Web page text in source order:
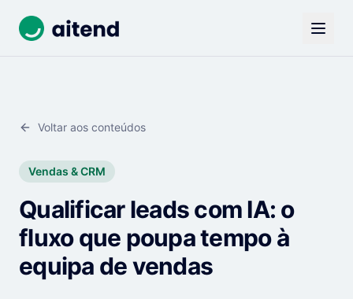
Voltar aos conteúdos
Vendas & CRM
Qualificar leads com IA: o
fluxo que poupa tempo à
equipa de vendas